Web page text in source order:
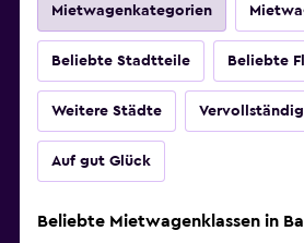
Mietwagenkategorien
Beliebte Stadtteile Beliebte
Weitere Städte
Auf gut Glück
Beliebte Mietwagenklassen in